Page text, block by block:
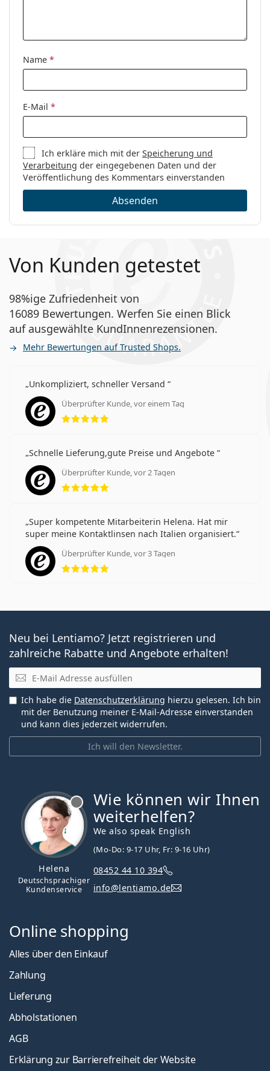
Name *
E-Mail *
Ich erkläre mich mit derSpeicherung und
Verarbeitung der eingegebenen Daten und der
Veröffentlichung des Kommentars einverstanden
Absenden
Von Kunden getestet
98%ige Zufriedenheit von
16089 Bewertungen. Werfen Sie einen Blick
auf ausgewählte KundInnenrezensionen.
Mehr Bewertungen auf Trusted Shops.
Unkompliziert, schneller Versand
Überprüfter Kunde, vor einem Tag
Bewertung 5 aus 5
Schnelle Lieferung,gute Preise und Angebote
Überprüfter Kunde, vor 2 Tagen
Bewertung 5 aus 5
Super kompetente Mitarbeiterin Helena. Hat mir
super meine Kontaktlinsen nach Italien organisiert.
Überprüfter Kunde, vor 3 Tagen
Bewertung 5 aus 5
Neu bei Lentiamo? Jetzt registrieren und
zahlreiche Rabatte und Angebote erhalten!
E-Mail
Ich will den Newsletter.
Ich habe die Datenschutzerklärung hierzu gelesen. Ich bin
mit der Benutzung meiner E-Mail-Adresse einverstanden
und kann dies jederzeit widerrufen.
Helena
Deutschsprachiger
Kundenservice
Wie können wir Ihnen
weiterhelfen?
We also speak English
(Mo-Do: 9-17 Uhr, Fr: 9-16 Uhr)
08452 44 10 394
info@lentiamo.de
Online shopping
Alles über den Einkauf
Zahlung
Lieferung
Abholstationen
AGB
Erklärung zur Barrierefreiheit der Website